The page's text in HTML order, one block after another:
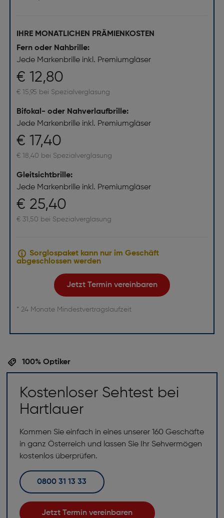
IHRE MONATLICHEN PRÄMIENKOSTEN
Fern oder Nahbrille:
Jede Markenbrille inkl. Premiumgläser
€ 12,80
€ 15,95 bei Spezialverglasung
Bifokal- oder Nahverlaufbrille:
Jede Markenbrille inkl. Premiumgläser
€ 17,40
€ 18,40 bei Spezialverglasung
Gleitsichtbrille:
Jede Markenbrille inkl. Premiumgläser
€ 25,40
€ 31,50 bei Spezialverglasung
Sorglospaket kann nur im Geschäft
abgeschlossen werden
Jetzt Termin vereinbaren
* 24 Monate Mindestvertragslaufzeit
100% Optiker
Kostenloser Sehtest bei
Hartlauer
Kommen Sie einfach in eines unserer 160 Geschäfte
in ganz Österreich und lassen Sie Ihr Sehvermögen
kostenlos überprüfen.
0800 31 13 33
Jetzt Termin vereinbaren